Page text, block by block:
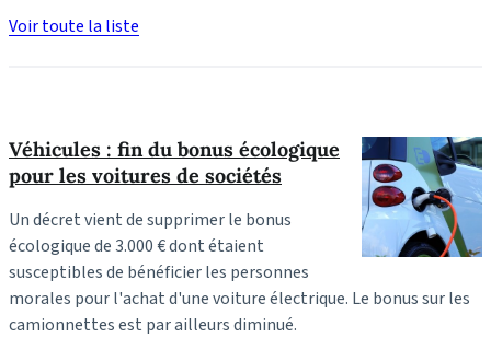
Véhicules : fin du bonus écologique
pour les voitures de sociétés
Un décret vient de supprimer le bonus
écologique de 3.000 € dont étaient
susceptibles de bénéficier les personnes
morales pour l'achat d'une voiture électrique. Le bonus sur les
camionnettes est par ailleurs diminué.
Voir toute la liste